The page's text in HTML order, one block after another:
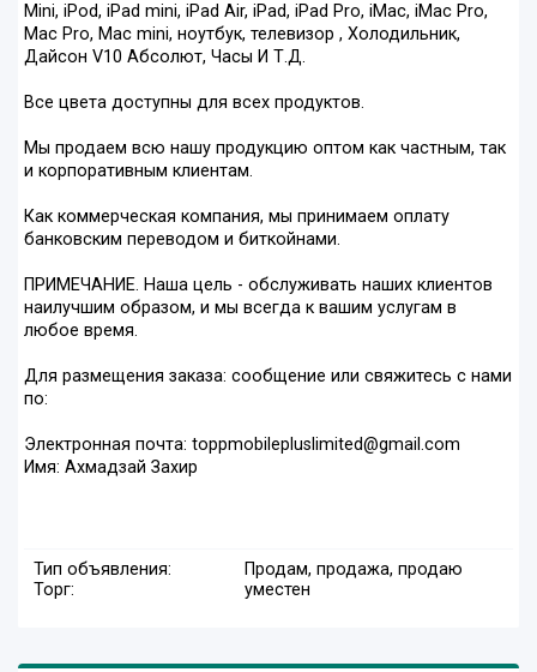
Mini, iPod, iPad mini, iPad Air, iPad, iPad Pro, iMac, iMac Pro,
Mac Pro, Mac mini, ноутбук, телевизор , Холодильник,
Дайсон V10 Абсолют, Часы И Т.Д.
Все цвета доступны для всех продуктов.
Мы продаем всю нашу продукцию оптом как частным, так
и корпоративным клиентам.
Как коммерческая компания, мы принимаем оплату
банковским переводом и биткойнами.
ПРИМЕЧАНИЕ. Наша цель - обслуживать наших клиентов
наилучшим образом, и мы всегда к вашим услугам в
любое время.
Для размещения заказа: сообщение или свяжитесь с нами
по:
Электронная почта: toppmobilepluslimited@gmail.com
Имя: Ахмадзай Захир
Тип объявления:
Продам, продажа, продаю
Торг:
уместен